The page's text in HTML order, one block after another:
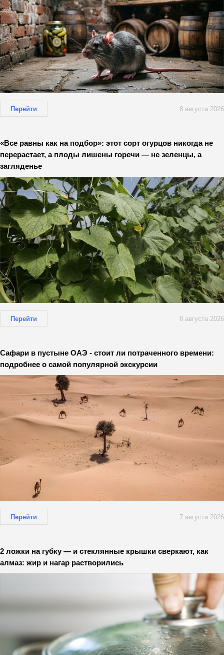
Перейти 8 августа 2026
«Все равны как на подбор»: этот сорт огурцов никогда не
перерастает, а плоды лишены горечи — не зеленцы, а
загляденье
Перейти 8 августа 2026
Сафари в пустыне ОАЭ - стоит ли потраченного времени:
подробнее о самой популярной экскурсии
Перейти 7 августа 2026
2 ложки на губку — и стеклянные крышки сверкают, как
алмаз: жир и нагар растворились